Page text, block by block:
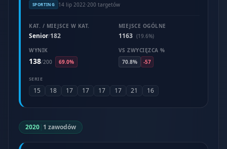
SPORTING 14 lip 2022·200 targetów
KAT. / MIEJSCE W KAT.
Senior/182
MIEJSCE OGÓLNE
1163 (19.6%)
WYNIK
138/200 69.0%
VS ZWYCIĘZCA %
70.8%
-57
SERIE
15 18 17 17 17 17 21 16
2020| 1 zawodów